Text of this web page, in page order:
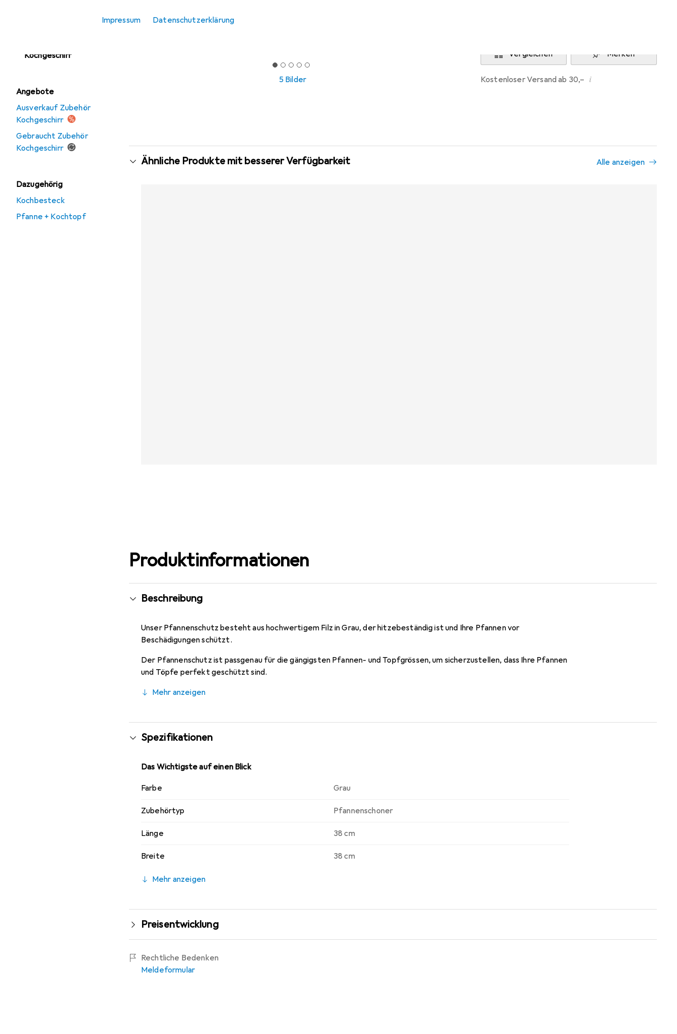
Impressum Datenschutzerklärung
Kochgeschirr
Angebote
Ausverkauf Zubehör
Kochgeschirr
Gebraucht Zubehör
Kochgeschirr
Dazugehörig
Kochbesteck
Pfanne + Kochtopf
5 Bilder
Vergleichen Merken
Kostenloser Versand ab 30,– i
Ähnliche Produkte mit besserer Verfügbarkeit Alle anzeigen
Produktinformationen
Beschreibung
Unser Pfannenschutz besteht aus hochwertigem Filz in Grau, der hitzebeständig ist und Ihre Pfannen vor
Beschädigungen schützt.
Der Pfannenschutz ist passgenau für die gängigsten Pfannen- und Topfgrössen, um sicherzustellen, dass Ihre Pfannen
und Töpfe perfekt geschützt sind.
Mehr anzeigen
Spezifikationen
Das Wichtigste auf einen Blick
Farbe Grau
Zubehörtyp Pfannenschoner
Länge 38 cm
Breite 38 cm
Mehr anzeigen
Preisentwicklung
Rechtliche Bedenken
Meldeformular